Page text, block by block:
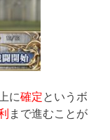
に確定というボ
まで進むことが